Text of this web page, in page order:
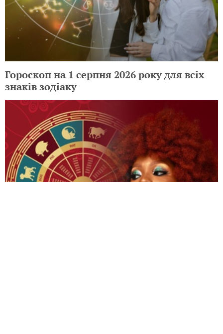
Гороскоп на 1 серпня 2026 року для всіх
знаків зодіаку